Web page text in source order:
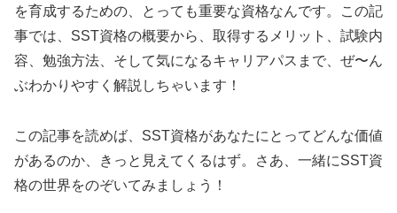
を育成するための、とっても重要な資格なんです。この記
事では、SST資格の概要から、取得するメリット、試験内
容、勉強方法、そして気になるキャリアパスまで、ぜ〜ん
ぶわかりやすく解説しちゃいます！
この記事を読めば、SST資格があなたにとってどんな価値
があるのか、きっと見えてくるはず。さあ、一緒にSST資
格の世界をのぞいてみましょう！